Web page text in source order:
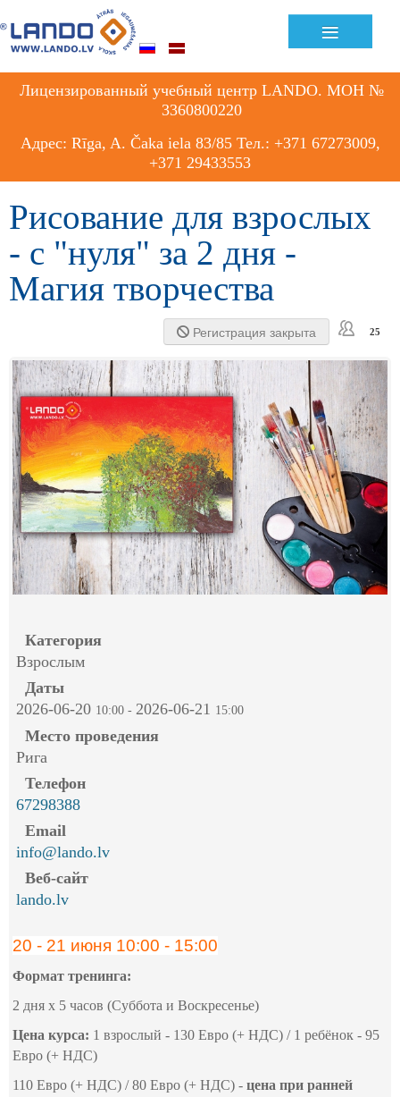
≡
Лицензированный учебный центр LANDO. МОН №
3360800220
Адрес: Rīga, A. Čaka iela 83/85 Тел.: +371 67273009,
+371 29433553
Рисование для взрослых
- с "нуля" за 2 дня -
Магия творчества
Регистрация закрыта 25
Категория
Взрослым
Даты
2026-06-20 10:00 - 2026-06-21 15:00
Место проведения
Рига
Телефон
67298388
Email
info@lando.lv
Веб-сайт
lando.lv
20 - 21 июня 10:00 - 15:00
Формат тренинга:
2 дня х 5 часов (Суббота и Воскресенье)
Цена курса: 1 взрослый - 130 Евро (+ НДС) / 1 ребёнок - 95
Евро (+ НДС)
110 Евро (+ НДС) / 80 Евро (+ НДС) - цена при ранней
Year
Month